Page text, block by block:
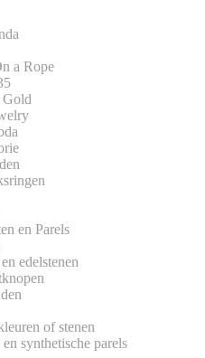
a Rope
Gold
en Parels
edelstenen
of stenen
synthetische parels